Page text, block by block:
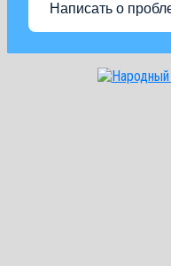
Написать о